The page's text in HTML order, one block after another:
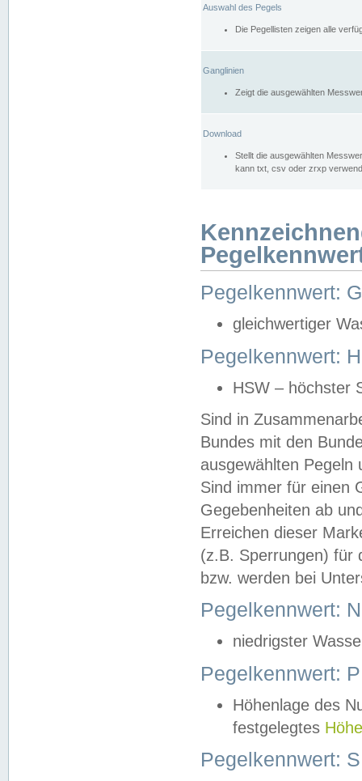
Auswahl des Pegels
Die Pegellisten zeigen alle
Ganglinien
Zeigt die ausgewählten
Download
Stellt die ausgewählten
kann txt, csv oder zrxp
Pegelkennwert:
gleichwertiger
Pegelkennwert:
HSW – höchster
Sind in
Bundes mit den
ausgewählten
Sind immer für einen
Gegebenheiten ab
Erreichen dieser
(z.B. Sperrungen) für
bzw. werden bei
Pegelkennwert:
niedrigster
Pegelkennwert:
Höhenlage des
festgelegtes
Pegelkennwert: